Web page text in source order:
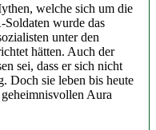
welche sich um die
wurde das
unter den
hätten. Auch der
sei, dass er sich nicht
Doch sie leben bis heute
Aura